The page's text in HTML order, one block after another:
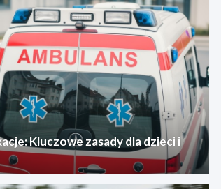
Kluczowe zasady dla dzieci i